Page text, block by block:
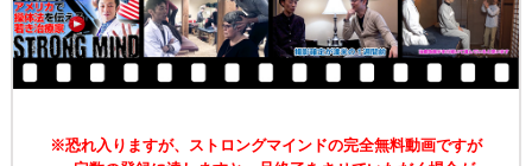
※恐れ入りますが、ストロングマインドの完全無料動画ですが